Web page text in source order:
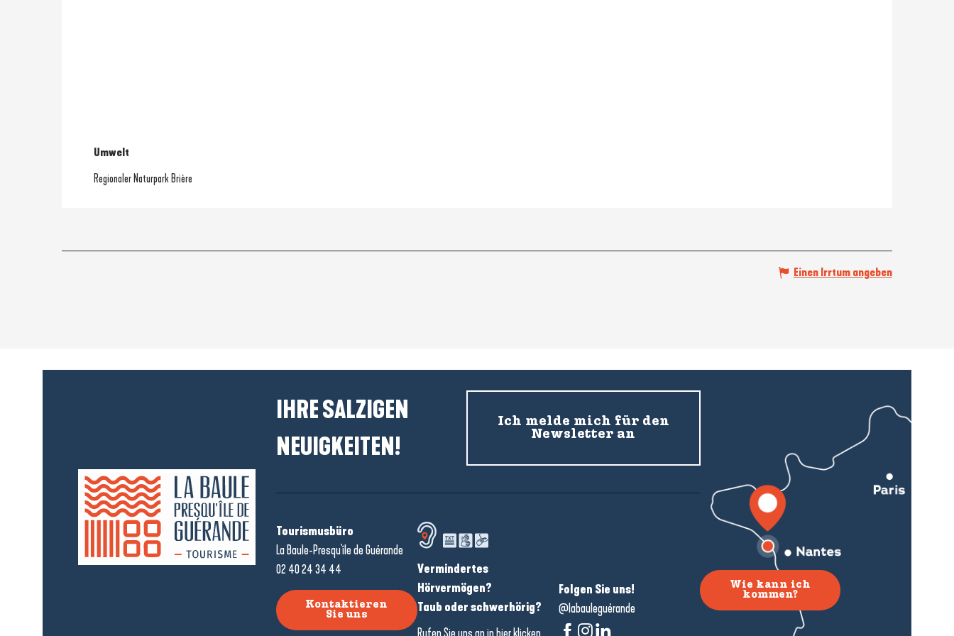
Umwelt
Umwelt
Regionaler Naturpark Brière
Einen Irrtum angeben
IHRE SALZIGEN
NEUIGKEITEN!
Ich melde mich für den
Newsletter an
Tourismusbüro
La Baule-Presqu'île de Guérande
02 40 24 34 44
Kontaktieren
Sie uns
Vermindertes
Hörvermögen?
Taub oder schwerhörig?
Folgen Sie uns!
@labauleguérande
Wie kann ich
kommen?